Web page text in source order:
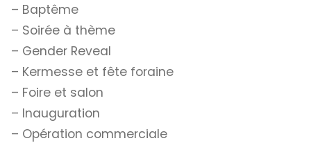
– Baptême
– Soirée à thème
– Gender Reveal
– Kermesse et fête foraine
– Foire et salon
– Inauguration
– Opération commerciale